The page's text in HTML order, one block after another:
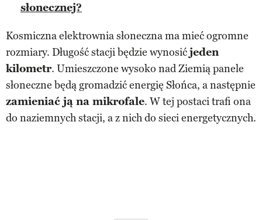
słonecznej?
Kosmiczna elektrownia słoneczna ma mieć ogromne
rozmiary. Długość stacji będzie wynosićjeden
kilometr. Umieszczone wysoko nad Ziemią panele
słoneczne będą gromadzić energię Słońca, a następnie
zamieniać ją na mikrofale. W tej postaci trafi ona
do naziemnych stacji, a z nich do sieci energetycznych.